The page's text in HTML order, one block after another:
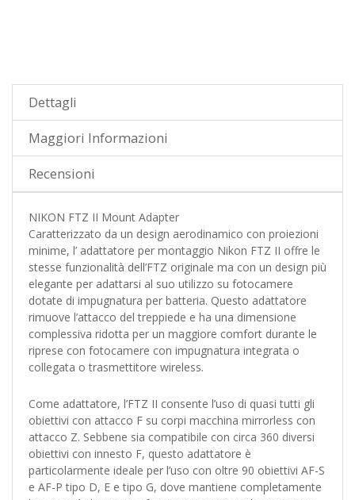
Dettagli
Maggiori Informazioni
Recensioni
NIKON FTZ II Mount Adapter
Caratterizzato da un design aerodinamico con proiezioni
minime, l’ adattatore per montaggio Nikon FTZ II offre le
stesse funzionalità dell’FTZ originale ma con un design più
elegante per adattarsi al suo utilizzo su fotocamere
dotate di impugnatura per batteria. Questo adattatore
rimuove l’attacco del treppiede e ha una dimensione
complessiva ridotta per un maggiore comfort durante le
riprese con fotocamere con impugnatura integrata o
collegata o trasmettitore wireless.
Come adattatore, l’FTZ II consente l’uso di quasi tutti gli
obiettivi con attacco F su corpi macchina mirrorless con
attacco Z. Sebbene sia compatibile con circa 360 diversi
obiettivi con innesto F, questo adattatore è
particolarmente ideale per l’uso con oltre 90 obiettivi AF-S
e AF-P tipo D, E e tipo G, dove mantiene completamente